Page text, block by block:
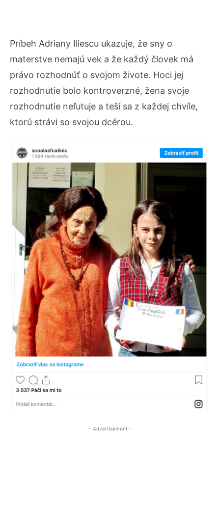
Príbeh Adriany Iliescu ukazuje, že sny o
materstve nemajú vek a že každý človek má
právo rozhodnúť o svojom živote. Hoci jej
rozhodnutie bolo kontroverzné, žena svoje
rozhodnutie neľutuje a teší sa z každej chvíle,
ktorú strávi so svojou dcérou.
- Advertisement -